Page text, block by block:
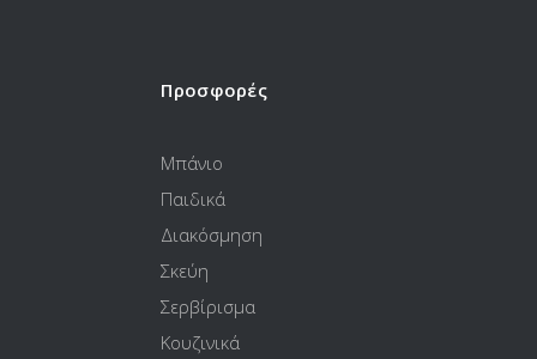
Προσφορές
Μπάνιο
Παιδικά
Διακόσμηση
Σκεύη
Σερβίρισμα
Κουζινικά